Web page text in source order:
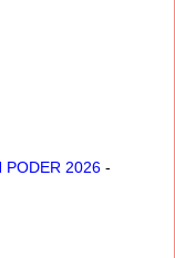
PODER 2026 -